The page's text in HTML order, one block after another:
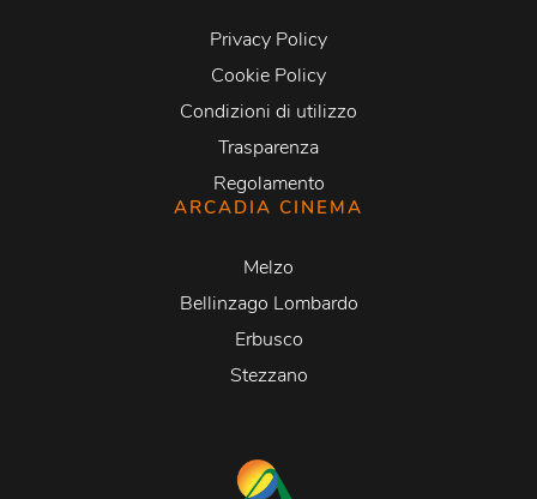
Privacy Policy
Cookie Policy
Condizioni di utilizzo
Trasparenza
Regolamento
ARCADIA CINEMA
Melzo
Bellinzago Lombardo
Erbusco
Stezzano